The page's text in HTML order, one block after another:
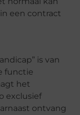
een contract
is van
functie
​​het
exclusief
ontvang